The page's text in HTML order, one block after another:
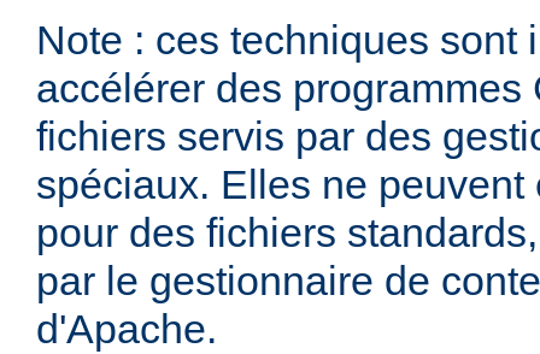
Note : ces techniques sont
accélérer des programmes
fichiers servis par des
spéciaux. Elles ne
pour des fichiers
par le gestionnaire de
d'Apache.